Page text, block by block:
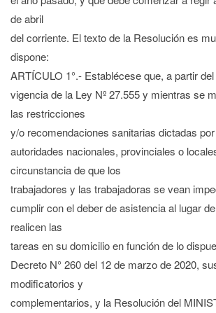
de abril
del corriente. El texto de la Resolución es
dispone:
ARTÍCULO 1°.- Establécese que, a partir
vigencia de la Ley Nº 27.555 y mientras se
las restricciones
y/o recomendaciones sanitarias dictadas
autoridades nacionales, provinciales o
circunstancia de que los
trabajadores y las trabajadoras se vean
cumplir con el deber de asistencia al lugar
realicen las
tareas en su domicilio en función de lo
Decreto N° 260 del 12 de marzo de 2020,
modificatorios y
complementarios, y la Resolución del